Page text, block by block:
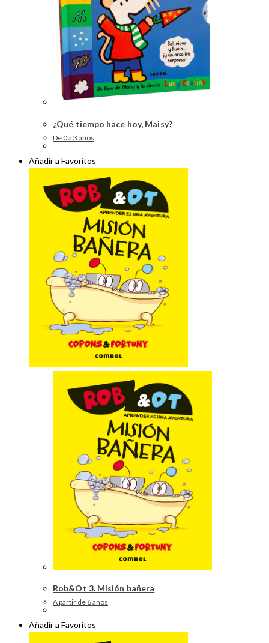
¿Qué tiempo hace hoy, Maisy?
De 0 a 3 años
Añadir a Favoritos
Rob&Ot 3. Misión bañera
A partir de 6 años
Añadir a Favoritos